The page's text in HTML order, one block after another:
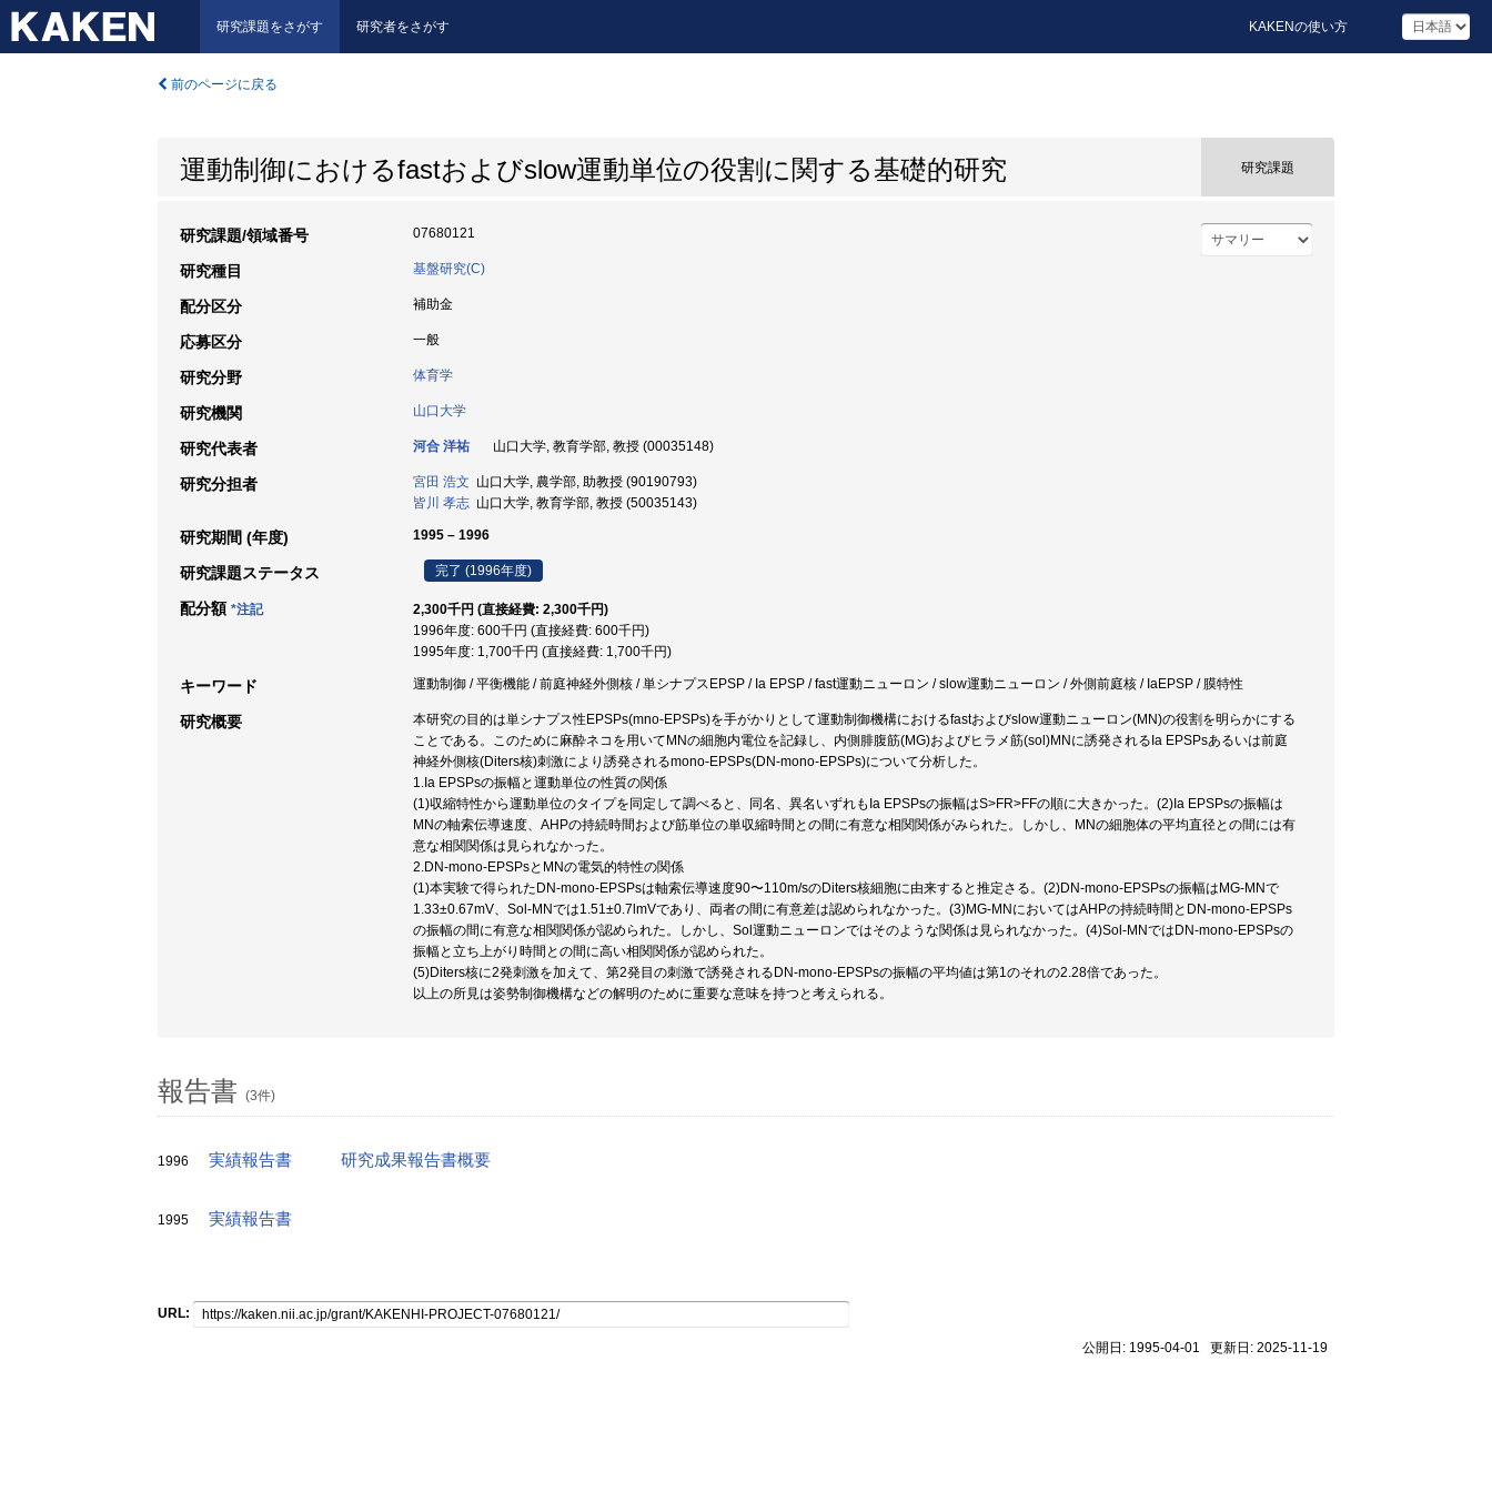
研究課題をさがす 研究者をさがす KAKENの使い方
前のページに戻る
運動制御におけるfastおよびslow運動単位の役割に関する基礎的研究 研究課題
研究課題/領域番号 07680121
研究種目 基盤研究(C)
配分区分 補助金
応募区分 一般
研究分野 体育学
研究機関 山口大学
研究代表者 河合 洋祐 山口大学, 教育学部, 教授 (00035148)
研究分担者 宮田 浩文 山口大学, 農学部, 助教授 (90190793)
皆川 孝志 山口大学, 教育学部, 教授 (50035143)
研究期間 (年度) 1995 – 1996
研究課題ステータス 完了 (1996年度)
配分額 *注記
2,300千円 (直接経費: 2,300千円)
1996年度: 600千円 (直接経費: 600千円)
1995年度: 1,700千円 (直接経費: 1,700千円)
キーワード 運動制御 / 平衡機能 / 前庭神経外側核 / 単シナプスEPSP / Ia EPSP / fast運動ニューロン / slow運動ニューロン / 外側前庭核 / IaEPSP / 膜特性
研究概要
本研究の目的は単シナプス性EPSPs(mno-EPSPs)を手がかりとして運動制御機構におけるfastおよびslow運動ニューロン(MN)の役割を明らかにする
ことである。このために麻酔ネコを用いてMNの細胞内電位を記録し、内側腓腹筋(MG)およびヒラメ筋(sol)MNに誘発されるIa EPSPsあるいは前庭
神経外側核(Diters核)刺激により誘発されるmono-EPSPs(DN-mono-EPSPs)について分析した。
1.Ia EPSPsの振幅と運動単位の性質の関係
(1)収縮特性から運動単位のタイプを同定して調べると、同名、異名いずれもIa EPSPsの振幅はS>FR>FFの順に大きかった。(2)Ia EPSPsの振幅は
MNの軸索伝導速度、AHPの持続時間および筋単位の単収縮時間との間に有意な相関関係がみられた。しかし、MNの細胞体の平均直径との間には有
意な相関関係は見られなかった。
2.DN-mono-EPSPsとMNの電気的特性の関係
(1)本実験で得られたDN-mono-EPSPsは軸索伝導速度90〜110m/sのDiters核細胞に由来すると推定さる。(2)DN-mono-EPSPsの振幅はMG-MNで
1.33±0.67mV、Sol-MNでは1.51±0.7lmVであり、両者の間に有意差は認められなかった。(3)MG-MNにおいてはAHPの持続時間とDN-mono-EPSPs
の振幅の間に有意な相関関係が認められた。しかし、Sol運動ニューロンではそのような関係は見られなかった。(4)Sol-MNではDN-mono-EPSPsの
振幅と立ち上がり時間との間に高い相関関係が認められた。
(5)Diters核に2発刺激を加えて、第2発目の刺激で誘発されるDN-mono-EPSPsの振幅の平均値は第1のそれの2.28倍であった。
以上の所見は姿勢制御機構などの解明のために重要な意味を持つと考えられる。
報告書 (3件)
1996 実績報告書 研究成果報告書概要
1995 実績報告書
URL:
公開日: 1995-04-01 更新日: 2025-11-19